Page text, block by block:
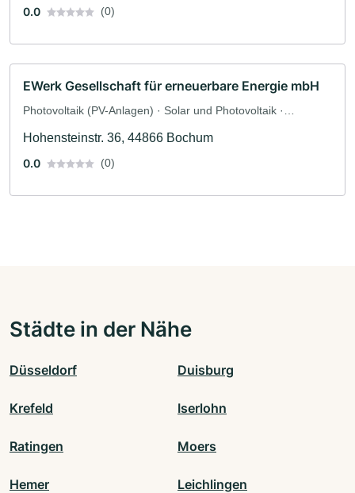
0.0
(0)
EWerk Gesellschaft für erneuerbare Energie mbH
Photovoltaik (PV-Anlagen) · Solar und Photovoltaik ·
Hohensteinstr. 36, 44866 Bochum
0.0
(0)
Städte in der Nähe
Düsseldorf Duisburg
Krefeld Iserlohn
Ratingen Moers
Hemer Leichlingen